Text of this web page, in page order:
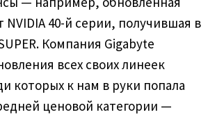
NVIDIA 40-й серии, получившая в
Компания Gigabyte
всех своих линеек
которых к нам в руки попала
ценовой категории —